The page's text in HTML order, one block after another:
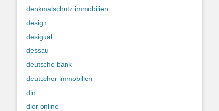
denkmalschutz immobilien
design
desigual
dessau
deutsche bank
deutscher immobilien
din
dior online